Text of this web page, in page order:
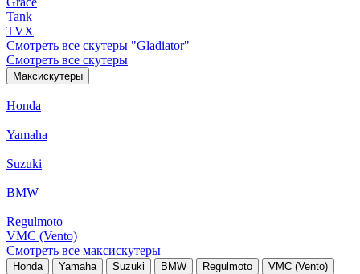
Tank
TVX
Смотреть все скутеры "Gladiator"
Смотреть все скутеры
Максискутеры
Honda
Yamaha
Suzuki
BMW
Regulmoto
VMC (Vento)
Смотреть все максискутеры
Honda Yamaha Suzuki BMW Regulmoto VMC (Vento)